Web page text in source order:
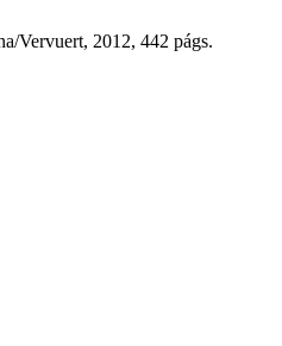
Vervuert, 2012, 442 págs.